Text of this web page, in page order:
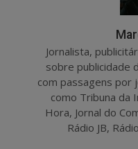
Jornalista,
sobre publicidade
com passagens por
como Tribuna da
Hora, Jornal do
Rádio JB,